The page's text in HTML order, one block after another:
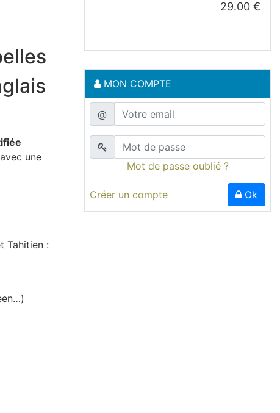
avec une
Tahitien :
MON COMPTE
@
Mot de passe oublié ?
Créer un compte Ok